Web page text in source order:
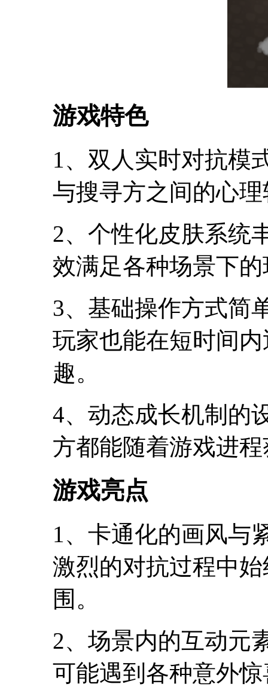
游戏特色
1、双人实时对抗模
与搜寻方之间的心
2、个性化皮肤系统
效满足各种场景下
3、基础操作方式简
玩家也能在短时间
趣。
4、动态成长机制的
方都能随着游戏进
游戏亮点
1、卡通化的画风与
激烈的对抗过程中
围。
2、场景内的互动元
可能遇到各种意外